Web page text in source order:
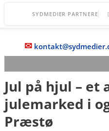
SYDMEDIER PARTNERE
✉
Jul på hjul – et
julemarked i
Præstø